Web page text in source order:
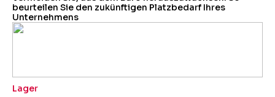
beurteilen Sie den zukünftigen Platzbedarf Ihres
Unternehmens
Lager